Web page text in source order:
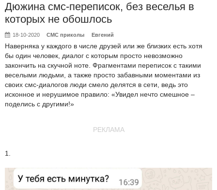
Дюжина смс-переписок, без веселья в
которых не обошлось
18-10-2020 СМС приколы Евгений
Наверняка у каждого в числе друзей или же близких есть хотя
бы один человек, диалог с которым просто невозможно
закончить на скучной ноте. Фрагментами переписок с такими
веселыми людьми, а также просто забавными моментами из
своих смс-диалогов люди смело делятся в сети, ведь это
исконное и нерушимое правило: «Увидел нечто смешное –
поделись с другими!»
РЕКЛАМА
1.